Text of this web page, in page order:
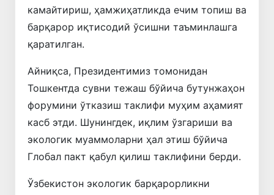
камайтириш, ҳамжиҳатликда ечим топиш ва
барқарор иқтисодий ўсишни таъминлашга
қаратилган.
Айниқса, Президентимиз томонидан
Тошкентда сувни тежаш бўйича бутунжаҳон
форумини ўтказиш таклифи муҳим аҳамият
касб этди. Шунингдек, иқлим ўзгариши ва
экологик муаммоларни ҳал этиш бўйича
Глобал пакт қабул қилиш таклифини берди.
Ўзбекистон экологик барқарорликни